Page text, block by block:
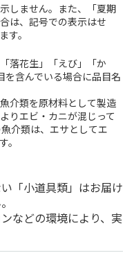
しません。また、「夏期
は、記号での表示はせ
す。
落花生」「えび」「か
を含んでいる場合に品目名
介類を原材料として製造
りエビ・カニが混じって
介類は、エサとしてエ
。
「小道具類」はお届け
などの環境により、実